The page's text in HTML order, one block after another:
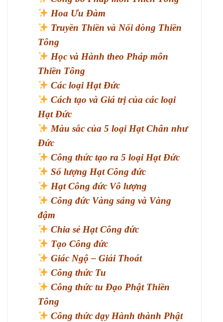
Hoa Ưu Đàm
Truyền Thiền và Nối dòng Thiền
Tông
Học và Hành theo Pháp môn
Thiền Tông
Các loại Hạt Đức
Cách tạo và Giá trị của các loại
Hạt Đức
Màu sắc của 5 loại Hạt Chân như
Đức
Công thức tạo ra 5 loại Hạt Đức
Số lượng Hạt Công đức
Hạt Công đức Vô lượng
Công đức Vàng sáng và Vàng
đậm
Chia sẻ Hạt Công đức
Tạo Công đức
Giác Ngộ – Giải Thoát
Công thức Tu
Công thức tu Đạo Phật Thiền
Tông
Công thức dạy Hành thành Phật